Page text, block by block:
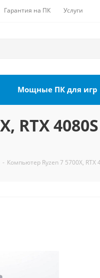
Гарантия на ПК Услуги
Мощные ПК для игр
- Компьютер Ryzen 7 5700X, RTX